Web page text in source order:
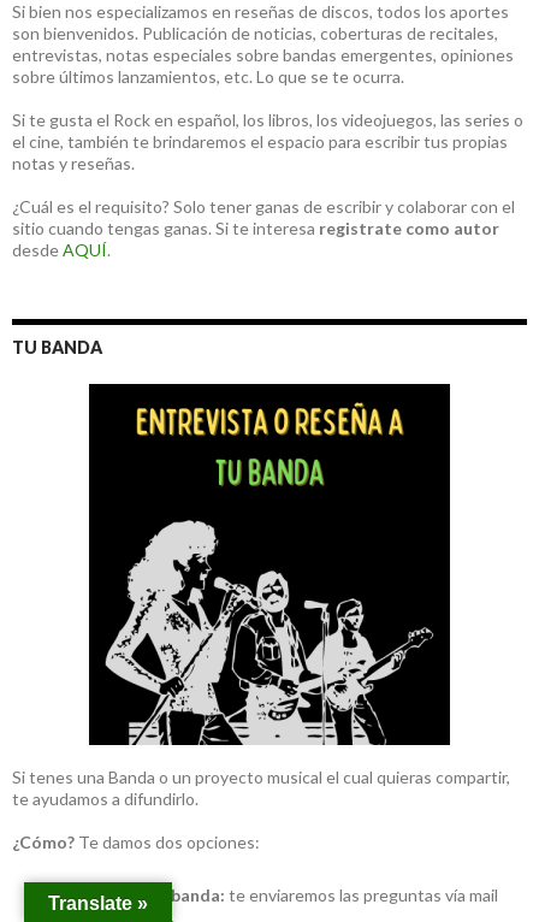
Si bien nos especializamos en reseñas de discos, todos los aportes
son bienvenidos. Publicación de noticias, coberturas de recitales,
entrevistas, notas especiales sobre bandas emergentes, opiniones
sobre últimos lanzamientos, etc. Lo que se te ocurra.
Si te gusta el Rock en español, los libros, los videojuegos, las series o
el cine, también te brindaremos el espacio para escribir tus propias
notas y reseñas.
¿Cuál es el requisito? Solo tener ganas de escribir y colaborar con el
sitio cuando tengas ganas. Si te interesa registrate como autor
desdeAQUÍ.
TU BANDA
Si tenes una Banda o un proyecto musical el cual quieras compartir,
te ayudamos a difundirlo.
¿Cómo? Te damos dos opciones:
Entrevista a tu banda: te enviaremos las preguntas vía mail
para que contestes.
Translate »